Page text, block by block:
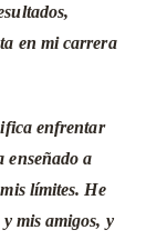
en mi carrera
enfrentar
enseñado a
límites. He
mis amigos, y